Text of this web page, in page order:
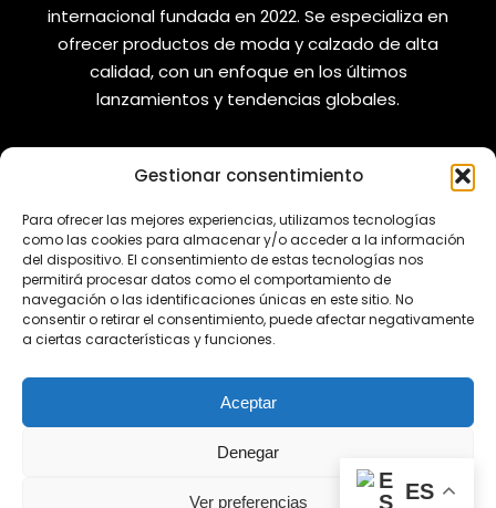
Gestionar consentimiento
Para ofrecer las mejores experiencias, utilizamos tecnologías
como las cookies para almacenar y/o acceder a la información
del dispositivo. El consentimiento de estas tecnologías nos
permitirá procesar datos como el comportamiento de
navegación o las identificaciones únicas en este sitio. No
consentir o retirar el consentimiento, puede afectar negativamente
a ciertas características y funciones.
Aceptar
Denegar
Ver preferencias
internacional fundada en 2022. Se especializa en
ofrecer productos de moda y calzado de alta
calidad, con un enfoque en los últimos
lanzamientos y tendencias globales.
VANIZAPAS
Envíos
Reembolsos
Cambios y Devoluciones
LEGAL
Aviso Legal
Política de Privacidad
ES
¿Tienes alguna duda?💬